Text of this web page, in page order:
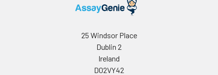
25 Windsor Place
Dublin 2
Ireland
D02VY42